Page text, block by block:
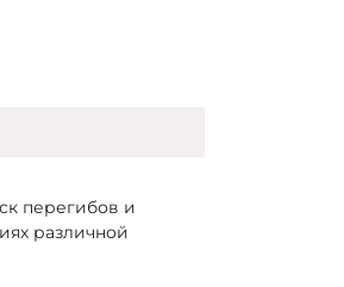
перегибов и
различной